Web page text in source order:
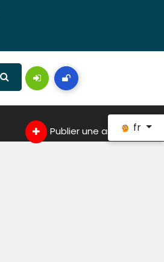
fr
Publier une annonce